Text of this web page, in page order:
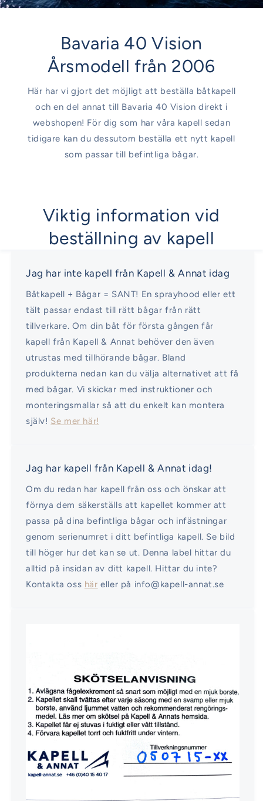
Bavaria 40 Vision
Årsmodell från 2006
Här har vi gjort det möjligt att beställa båtkapell
och en del annat till Bavaria 40 Vision direkt i
webshopen! För dig som har våra kapell sedan
tidigare kan du dessutom beställa ett nytt kapell
som passar till befintliga bågar.
Viktig information vid
beställning av kapell
Jag har inte kapell från Kapell & Annat idag
Båtkapell + Bågar = SANT! En sprayhood eller ett
tält passar endast till rätt bågar från rätt
tillverkare. Om din båt för första gången får
kapell från Kapell & Annat behöver den även
utrustas med tillhörande bågar. Bland
produkterna nedan kan du välja alternativet att få
med bågar. Vi skickar med instruktioner och
monteringsmallar så att du enkelt kan montera
själv! Se mer här!
Jag har kapell från Kapell & Annat idag!
Om du redan har kapell från oss och önskar att
förnya dem säkerställs att kapellet kommer att
passa på dina befintliga bågar och infästningar
genom serienumret i ditt befintliga kapell. Se bild
till höger hur det kan se ut. Denna label hittar du
alltid på insidan av ditt kapell. Hittar du inte?
Kontakta oss här eller på info@kapell-annat.se